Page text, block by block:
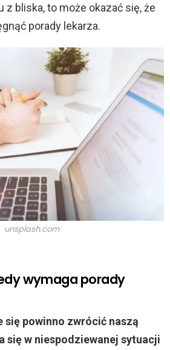
bliska, to może okazać się, że
porady lekarza.
unsplash.com
wymaga porady
się powinno zwrócić naszą
się w niespodziewanej sytuacji